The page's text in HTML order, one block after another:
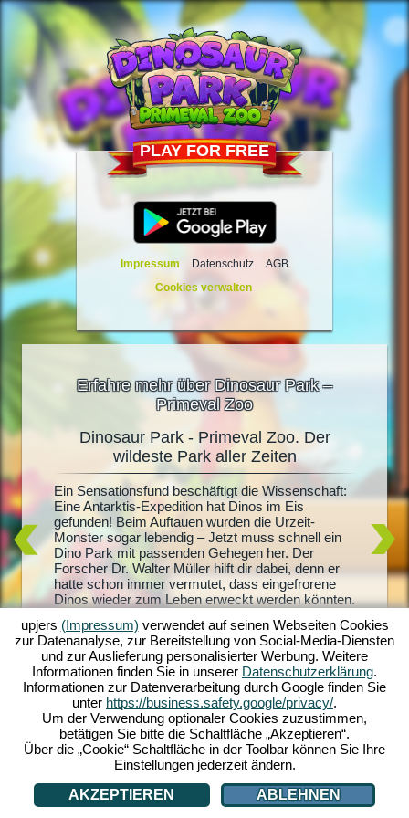
PLAY FOR FREE
Impressum Datenschutz
AGB
Cookies verwalten
Erfahre mehr über Dinosaur Park –
Primeval Zoo
Dino-
eigene
Dinosaur Park - Primeval Zoo. Der
wildeste Park aller Zeiten
Ein Sensationsfund beschäftigt die Wissenschaft:
Eine Antarktis-Expedition hat Dinos im Eis
gefunden! Beim Auftauen wurden die Urzeit-
Monster sogar lebendig – Jetzt muss schnell ein
Dino Park mit passenden Gehegen her. Der
Forscher Dr. Walter Müller hilft dir dabei, denn er
hatte schon immer vermutet, dass eingefrorene
Dinos wieder zum Leben erweckt werden könnten.
verschwundenen Frau? Starte jetzt ins Urzeit-
Abenteuer mit Dinosaur Park: Primeval Zoo!
aller
jeder
und
dann
Park
kannst
upjers (Impressum) verwendet auf seinen Webseiten Cookies
zur Datenanalyse, zur Bereitstellung von Social-Media-Diensten
und zur Auslieferung personalisierter Werbung. Weitere
Informationen finden Sie in unserer Datenschutzerklärung.
Informationen zur Datenverarbeitung durch Google finden Sie
unter https://business.safety.google/privacy/.
Um der Verwendung optionaler Cookies zuzustimmen,
betätigen Sie bitte die Schaltfläche „Akzeptieren“.
Über die „Cookie“ Schaltfläche in der Toolbar können Sie Ihre
Einstellungen jederzeit ändern.
AKZEPTIEREN
ABLEHNEN